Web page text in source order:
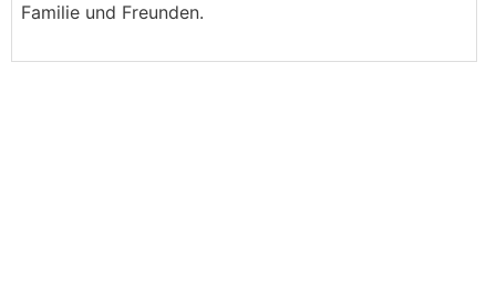
Familie und Freunden.